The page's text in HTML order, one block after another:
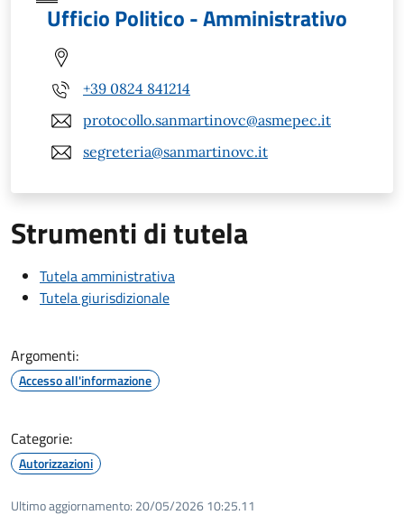
Ufficio Politico - Amministrativo
+39 0824 841214
protocollo.sanmartinovc@asmepec.it
segreteria@sanmartinovc.it
Strumenti di tutela
Tutela amministrativa
Tutela giurisdizionale
Argomenti:
Accesso all'informazione
Categorie:
Autorizzazioni
Ultimo aggiornamento: 20/05/2026 10:25.11